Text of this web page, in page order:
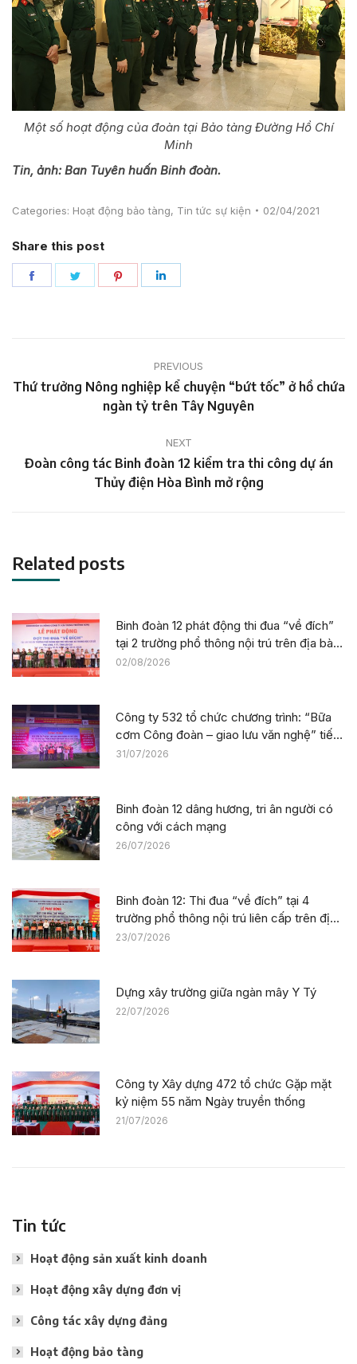
Một số hoạt động của đoàn tại Bảo tàng Đường Hồ Chí
Minh
Tin, ảnh: Ban Tuyên huấn Binh đoàn.
Categories: Hoạt động bảo tàng, Tin tức sự kiện 02/04/2021
Share this post
Share
Share
Share
navigation
PREVIOUS
Previous
post:
Thứ trưởng Nông nghiệp kể chuyện “bứt tốc” ở hồ chứa
ngàn tỷ trên Tây Nguyên
NEXT
Next
post:
Đoàn công tác Binh đoàn 12 kiểm tra thi công dự án
Thủy điện Hòa Bình mở rộng
Related posts
Binh đoàn 12 phát động thi đua “về đích”
tại 2 trường phổ thông nội trú trên địa bàn
tỉnh Lào Cai
02/08/2026
Công ty 532 tổ chức chương trình: “Bữa
cơm Công đoàn – giao lưu văn nghệ” tiếp
sức công trường tại dự án Trường phổ
31/07/2026
Binh đoàn 12 dâng hương, tri ân người có
công với cách mạng
26/07/2026
Binh đoàn 12: Thi đua “về đích” tại 4
trường phổ thông nội trú liên cấp trên địa
bàn tỉnh Thanh Hóa
23/07/2026
Dựng xây trường giữa ngàn mây Y Tý
22/07/2026
Công ty Xây dựng 472 tổ chức Gặp mặt
kỷ niệm 55 năm Ngày truyền thống
21/07/2026
Tin tức
Hoạt động sản xuất kinh doanh
Hoạt động xây dựng đơn vị
Công tác xây dựng đảng
Hoạt động bảo tàng